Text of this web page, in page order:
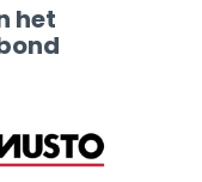
het